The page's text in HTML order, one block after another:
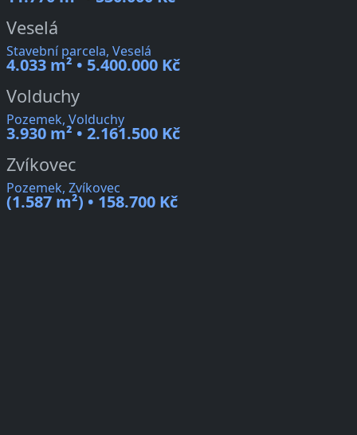
Veselá
Stavební parcela, Veselá
4.033 m² • 5.400.000 Kč
Volduchy
Pozemek, Volduchy
3.930 m² • 2.161.500 Kč
Zvíkovec
Pozemek, Zvíkovec
(1.587 m²) • 158.700 Kč